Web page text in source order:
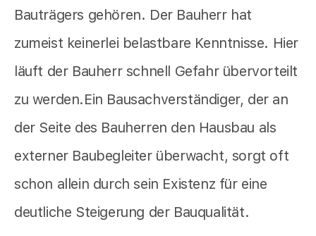
Bauträgers gehören. Der Bauherr hat
zumeist keinerlei belastbare Kenntnisse. Hier
läuft der Bauherr schnell Gefahr übervorteilt
zu werden.Ein Bausachverständiger, der an
der Seite des Bauherren den Hausbau als
externer Baubegleiter überwacht, sorgt oft
schon allein durch sein Existenz für eine
deutliche Steigerung der Bauqualität.